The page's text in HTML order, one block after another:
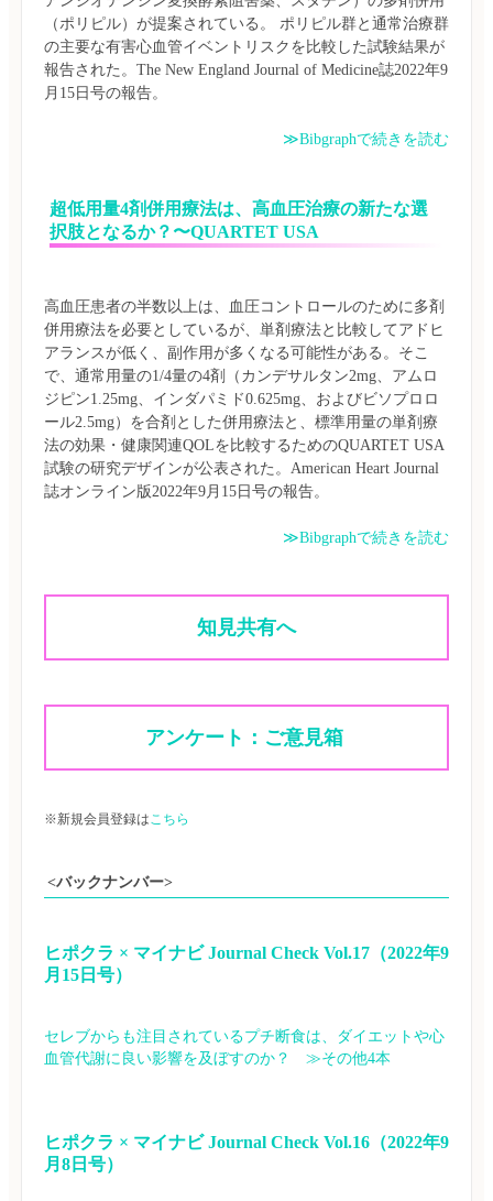
（ポリピル）が提案されている。 ポリピル群と通常治療群
の主要な有害心血管イベントリスクを比較した試験結果が
報告された。The New England Journal of Medicine誌2022年9
≫Bibgraphで続きを読む
超低用量4剤併用療法は、高血圧治療の新たな選
択肢となるか？〜QUARTET USA
高血圧患者の半数以上は、血圧コントロールのために多剤
併用療法を必要としているが、単剤療法と比較してアドヒ
アランスが低く、副作用が多くなる可能性がある。そこ
で、通常用量の1/4量の4剤（カンデサルタン2mg、アムロ
ジピン1.25mg、インダパミド0.625mg、およびビソプロロ
ール2.5mg）を合剤とした併用療法と、標準用量の単剤療
法の効果・健康関連QOLを比較するためのQUARTET USA
試験の研究デザインが公表された。American Heart Journal
≫Bibgraphで続きを読む
知見共有へ
アンケート：ご意見箱
※新規会員登録はこちら
<バックナンバー>
ヒポクラ × マイナビ Journal Check Vol.17（2022年9
月15日号）
セレブからも注目されているプチ断食は、ダイエットや心
血管代謝に良い影響を及ぼすのか？　≫その他4本
ヒポクラ × マイナビ Journal Check Vol.16（2022年9
月8日号）